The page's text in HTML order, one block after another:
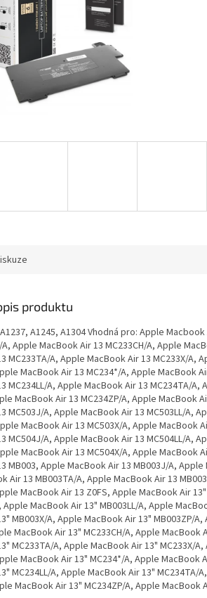
produktu
A1245, A1304 Vhodná pro: Apple
Apple MacBook Air 13 MC233CH/A, Apple
MC233TA/A, Apple MacBook Air 13 MC233X/A,
MacBook Air 13 MC234*/A, Apple MacBook
MC234LL/A, Apple MacBook Air 13 MC234TA/A,
MacBook Air 13 MC234ZP/A, Apple MacBook
MC503J/A, Apple MacBook Air 13 MC503LL/A,
MacBook Air 13 MC503X/A, Apple MacBook
MC504J/A, Apple MacBook Air 13 MC504LL/A,
MacBook Air 13 MC504X/A, Apple MacBook
MB003, Apple MacBook Air 13 MB003J/A, Apple
Air 13 MB003TA/A, Apple MacBook Air 13
MacBook Air 13 Z0FS, Apple MacBook Air
Apple MacBook Air 13" MB003LL/A, Apple
MB003X/A, Apple MacBook Air 13" MB003ZP/
MacBook Air 13" MC233CH/A, Apple MacBook
MC233TA/A, Apple MacBook Air 13" MC233X/
MacBook Air 13" MC234*/A, Apple MacBook
MC234LL/A, Apple MacBook Air 13" MC234TA/
MacBook Air 13" MC234ZP/A, Apple MacBook